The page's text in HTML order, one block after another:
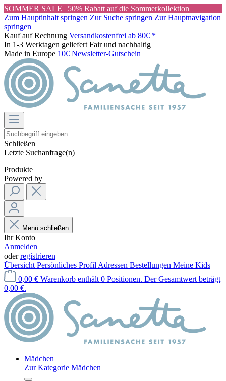
SOMMER SALE | 50% Rabatt auf die Sommerkollektion
Zum Hauptinhalt springen Zur Suche springen Zur Hauptnavigation
springen
Kauf auf Rechnung Versandkostenfrei ab 80€ *
In 1-3 Werktagen geliefert Fair und nachhaltig
Made in Europe 10€ Newsletter-Gutschein
Schließen
Letzte Suchanfrage(n)
Produkte
Powered by
Menü schließen
Ihr Konto
Anmelden
oderregistrieren
Übersicht Persönliches Profil Adressen Bestellungen Meine Kids
0,00 € Warenkorb enthält 0 Positionen. Der Gesamtwert beträgt
0,00 €.
Mädchen
Zur Kategorie Mädchen